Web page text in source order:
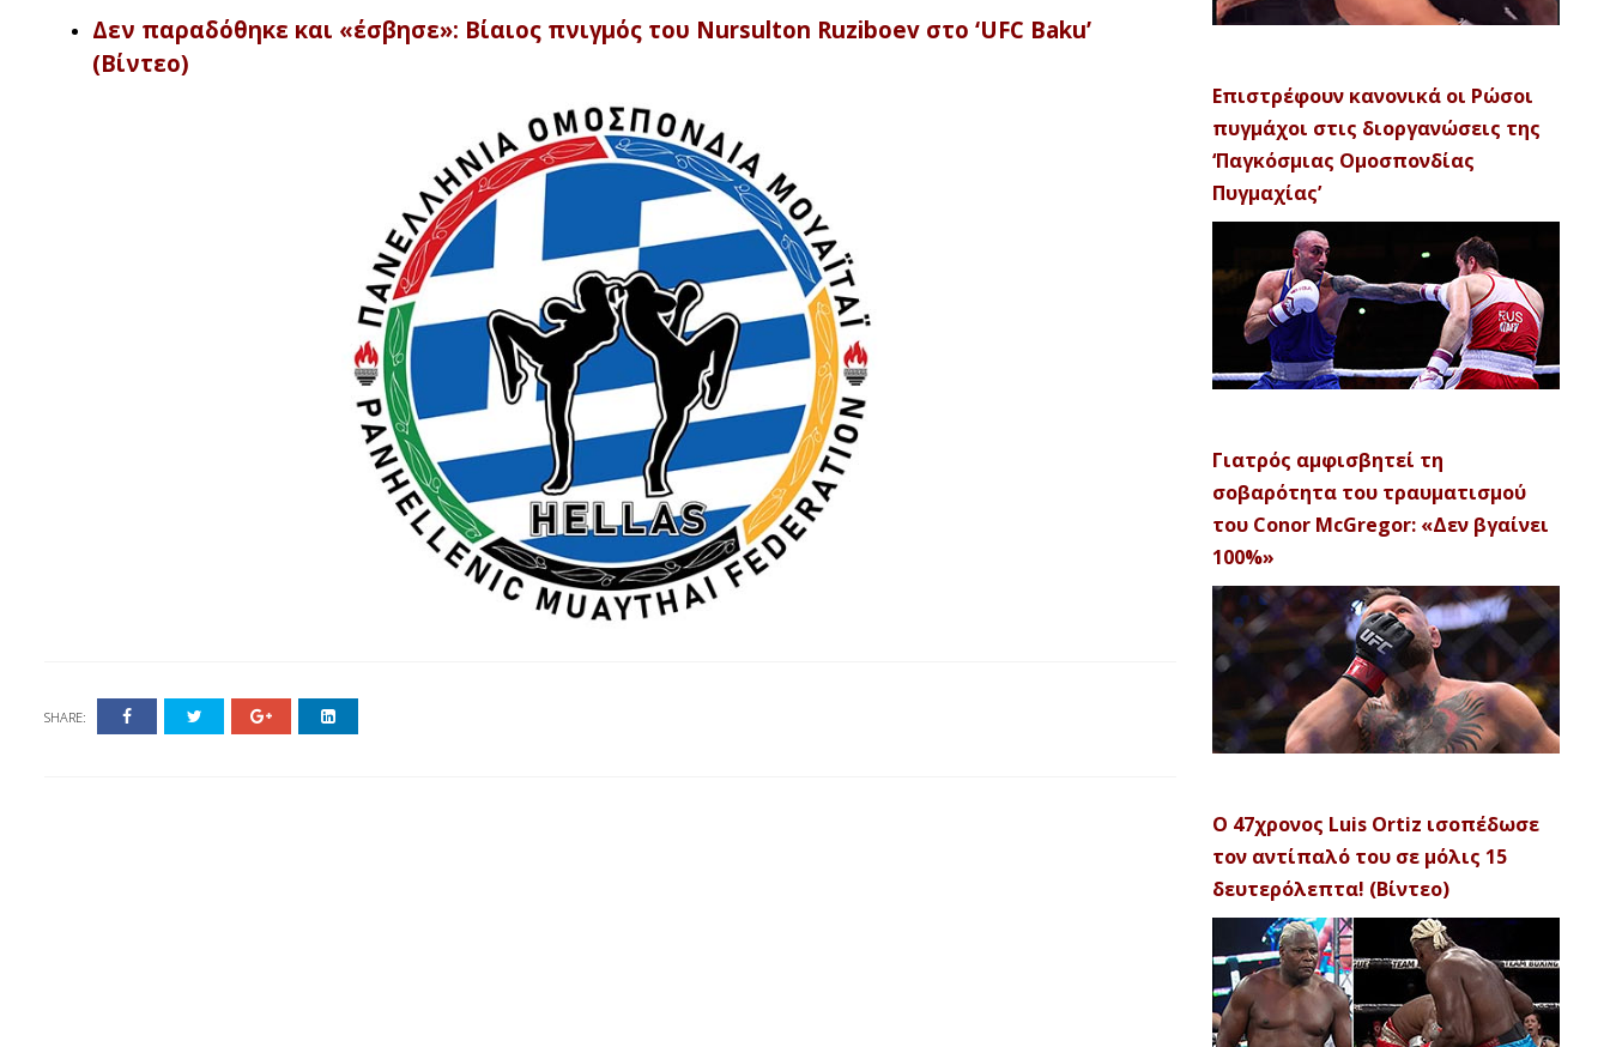
Δεν παραδόθηκε και «έσβησε»: Βίαιος πνιγμός του Nursulton Ruziboev στο ‘UFC Baku’
(Βίντεο)
SHARE:
Επιστρέφουν κανονικά οι Ρώσοι
πυγμάχοι στις διοργανώσεις της
‘Παγκόσμιας Ομοσπονδίας
Πυγμαχίας’
Γιατρός αμφισβητεί τη
σοβαρότητα του τραυματισμού
του Conor McGregor: «Δεν βγαίνει
100%»
Ο 47χρονος Luis Ortiz ισοπέδωσε
τον αντίπαλό του σε μόλις 15
δευτερόλεπτα! (Βίντεο)